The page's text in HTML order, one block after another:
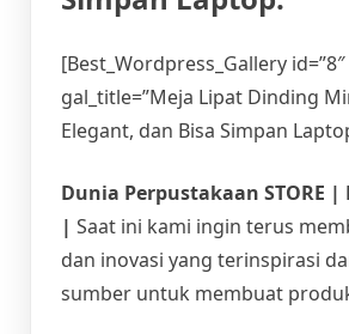
[Best_Wordpress_Gallery id=”8″
gal_title=”Meja Lipat Dinding
Elegant, dan Bisa Simpan
Dunia Perpustakaan STORE
| Saat ini kami ingin terus
dan inovasi yang terinspirasi
sumber untuk membuat